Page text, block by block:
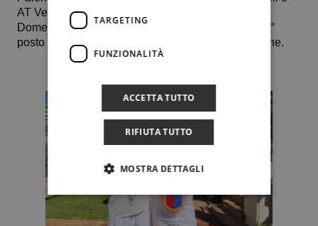
AT Verona.
Domenica, a partire dalle ore 9, le finali per il 1°e 2°
posto e per il 3° e 4° posto. A seguire, la premiazione.
TARGETING
FUNZIONALITÀ
ACCETTA TUTTO
RIFIUTA TUTTO
MOSTRA DETTAGLI